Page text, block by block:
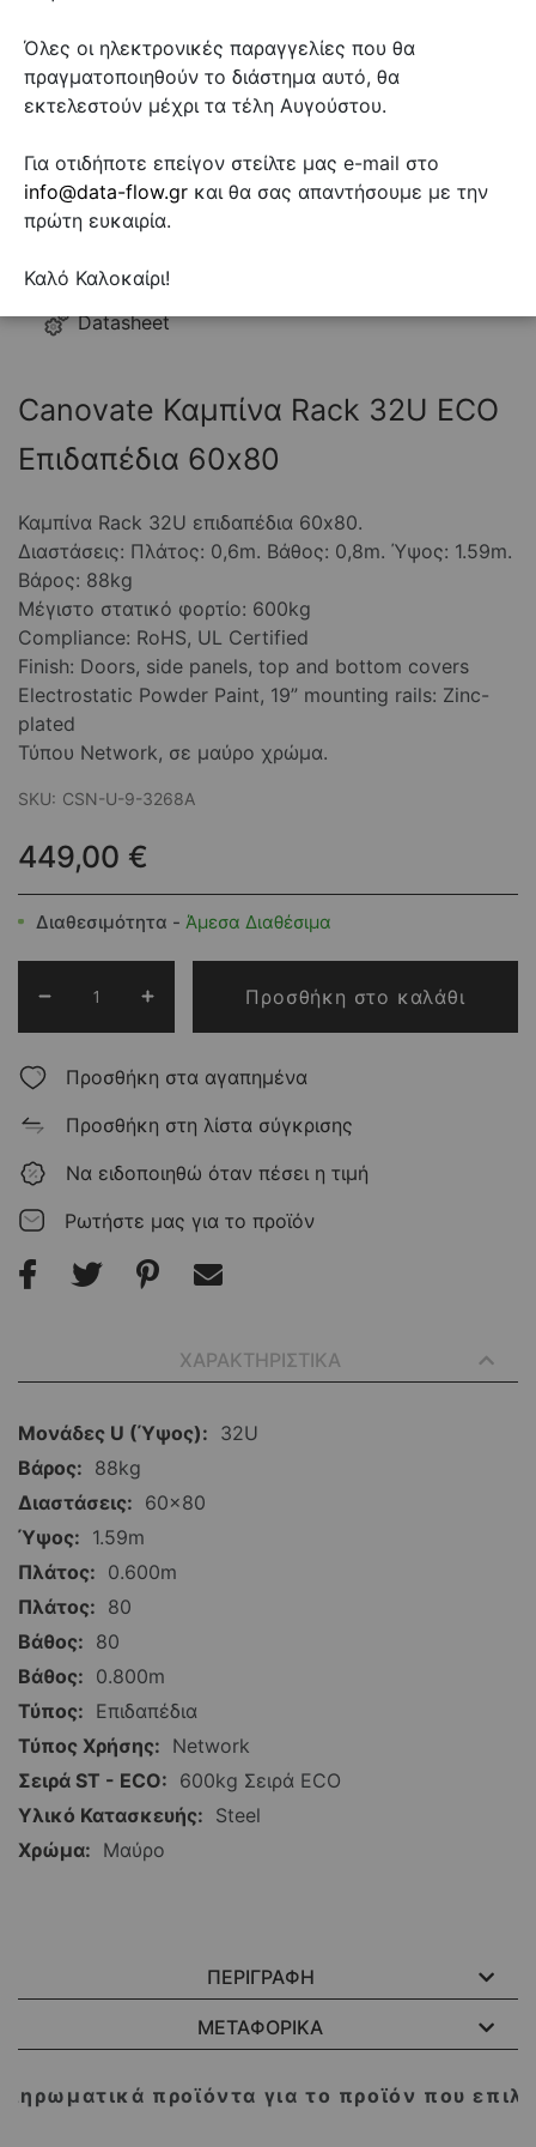
Datasheet
Canovate Καμπίνα Rack 32U ECO
Επιδαπέδια 60x80
Καμπίνα Rack 32U επιδαπέδια 60x80.
Διαστάσεις: Πλάτος: 0,6m. Βάθος: 0,8m. Ύψος: 1.59m.
Βάρος: 88kg
Μέγιστο στατικό φορτίο: 600kg
Compliance: RoHS, UL Certified
Finish: Doors, side panels, top and bottom covers
Electrostatic Powder Paint, 19” mounting rails: Zinc-
plated
Τύπου Network, σε μαύρο χρώμα.
SKU: CSN-U-9-3268A
449,00 €
Διαθεσιμότητα - Άμεσα Διαθέσιμα
Προσθήκη στο καλάθι
Προσθήκη στα αγαπημένα
Προσθήκη στη λίστα σύγκρισης
Να ειδοποιηθώ όταν πέσει η τιμή
Ρωτήστε μας για το προϊόν
ΧΑΡΑΚΤΗΡΙΣΤΙΚΑ
Περισσότερες
Πληροφορίες
32U
88kg
60x80
1.59m
0.600m
80
80
0.800m
Επιδαπέδια
Network
600kg Σειρά ECO
Steel
Μαύρο
ΠΕΡΙΓΡΑΦΗ
ΜΕΤΑΦΟΡΙΚΑ
προϊόντα για το προϊόν που
Όλες οι ηλεκτρονικές παραγγελίες που θα
πραγματοποιηθούν το διάστημα αυτό, θα
εκτελεστούν μέχρι τα τέλη Αυγούστου.
Για οτιδήποτε επείγον στείλτε μας e-mail στο
info@data-flow.gr και θα σας απαντήσουμε με την
πρώτη ευκαιρία.
Καλό Καλοκαίρι!